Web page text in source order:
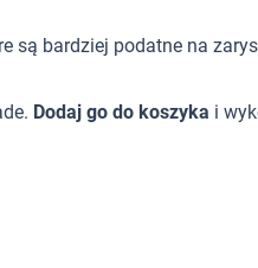
są bardziej podatne na
Dodaj go do koszyka i